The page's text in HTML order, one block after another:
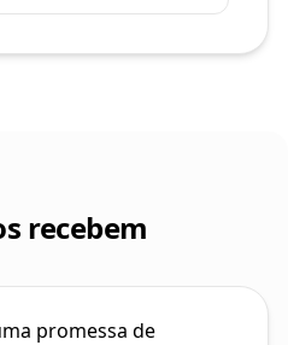
recebem
promessa de